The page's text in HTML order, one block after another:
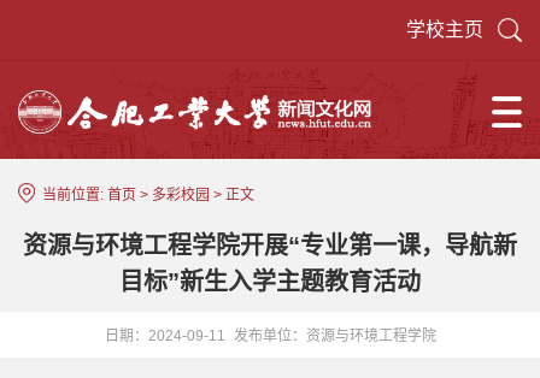
学校主页
当前位置: 首页 > 多彩校园 > 正文
资源与环境工程学院开展“专业第一课，导航新
目标”新生入学主题教育活动
日期：2024-09-11 发布单位：资源与环境工程学院